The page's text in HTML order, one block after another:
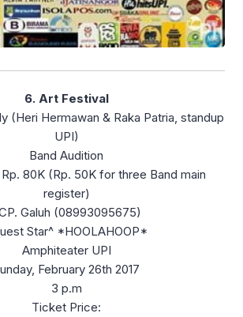
6. Art Festival
(Heri Hermawan & Raka Patria, standup
UPI)
Band Audition
80K (Rp. 50K for three Band main
register)
Galuh (08993095675)
Star^ *HOOLAHOOP*
Amphiteater UPI
February 26th 2017
3 p.m
Ticket Price: